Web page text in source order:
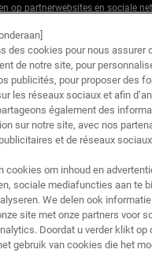
op partnerwebsites en sociale
verstrekt, zullen door L'Oréal
Deze gegevens zullen, als je
gebruikt worden om je profiel te
aanbiedingen te doen via directe
advertenties van haar
sociale netwerken, en om de
te meten. Je kunt jouw
in onze elektronische
geldig voor een eerste
of promoties, maar wel
» aanbiedingen. Beperkt tot één
limited editions en bundels.
des cookies pour nous assurer
de notre site, pour
publicités, pour proposer des
les réseaux sociaux et afin
également des
sur notre site, avec nos
et de réseaux
cookies om inhoud en
sociale mediafuncties aan te
We delen ook
site met onze partners voor
Doordat u verder klikt op
gebruik van cookies die het